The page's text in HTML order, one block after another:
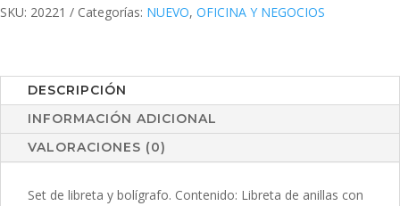
SKU: 20221 Categorías: NUEVO, OFICINA Y NEGOCIOS
DESCRIPCIÓN
INFORMACIÓN ADICIONAL
VALORACIONES (0)
Set de libreta y bolígrafo. Contenido: Libreta de anillas con